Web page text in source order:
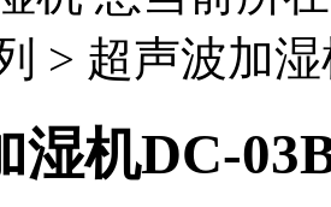
> 超声波加
湿机DC-